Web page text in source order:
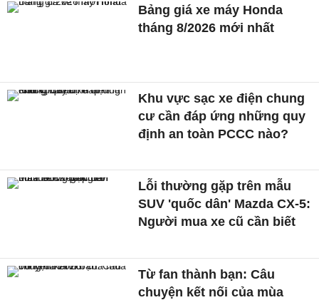
Bảng giá xe máy Honda
tháng 8/2026 mới nhất
Khu vực sạc xe điện chung
cư cần đáp ứng những quy
định an toàn PCCC nào?
Lỗi thường gặp trên mẫu
SUV 'quốc dân' Mazda CX-5:
Người mua xe cũ cần biết
Từ fan thành bạn: Câu
chuyện kết nối của mùa